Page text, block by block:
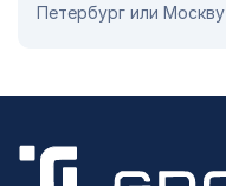
Петербург или